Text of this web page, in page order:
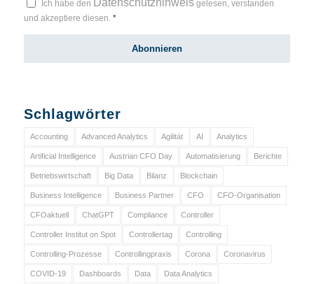
Ich habe den Datenschutzhinweisgelesen, verstanden
und akzeptiere diesen. *
Schlagwörter
Accounting Advanced Analytics Agilität AI Analytics
Artificial Intelligence Austrian CFO Day Automatisierung Berichte
Betriebswirtschaft Big Data Bilanz Blockchain
Business Intelligence Business Partner CFO CFO-Organisation
CFOaktuell ChatGPT Compliance Controller
Controller Institut on Spot Controllertag Controlling
Controlling-Prozesse Controllingpraxis Corona Coronavirus
COVID-19 Dashboards Data Data Analytics